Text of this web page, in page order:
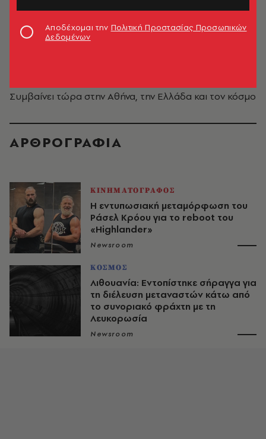
Συμβαίνει τώρα στην Αθήνα, την Ελλάδα και τον κόσμο
ΑΡΘΡΟΓΡΑΦΙΑ
ΚΙΝΗΜΑΤΟΓΡΑΦΟΣ
Η εντυπωσιακή μεταμόρφωση του
Ράσελ Κρόου για το reboot του
«Highlander»
Newsroom
ΚΟΣΜΟΣ
Λιθουανία: Εντοπίστηκε σήραγγα για
τη διέλευση μεταναστών κάτω από
το συνοριακό φράχτη με τη
Λευκορωσία
Newsroom
Αποδέχομαι την Πολιτική Προστασίας Προσωπικών
Δεδομένων